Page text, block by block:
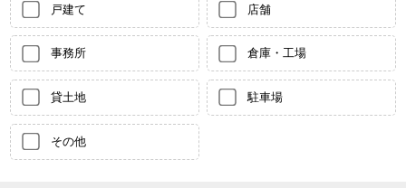
戸建て 店舗
事務所 倉庫・工場
貸土地 駐車場
その他